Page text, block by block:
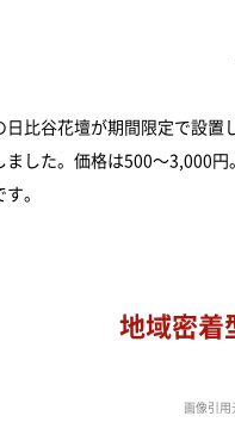
比谷花壇が期間限定で設
ました。価格は500～3,000
。
地域密着
画像引